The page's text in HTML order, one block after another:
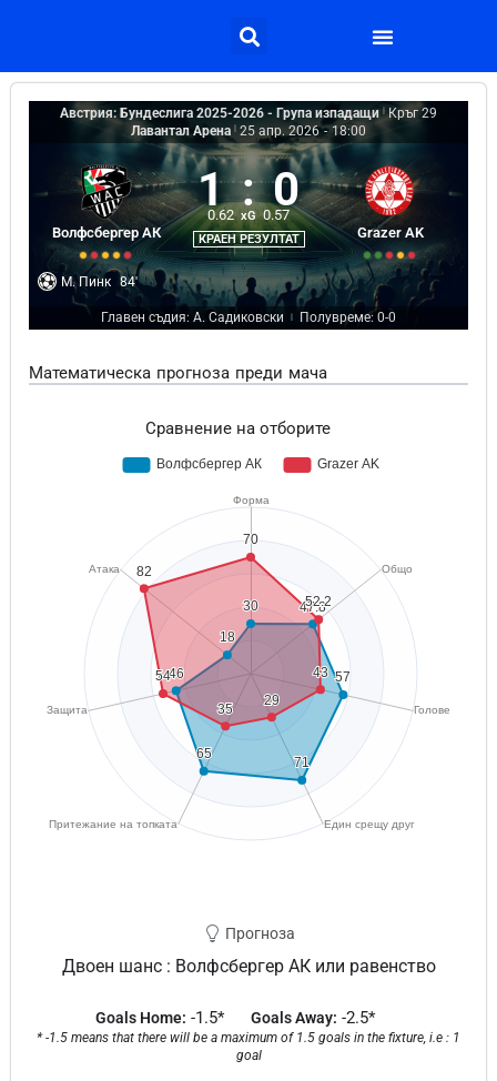
Австрия: Бундеслига 2025-2026 - Група изпадащи | Кръг 29
Лавантал Арена 25 апр. 2026 - 18:00
Волфсбергер АК
1 : 0
0.62 xG 0.57
КРАЕН РЕЗУЛТАТ Grazer AK
М. Пинк 84'
Главен съдия: А. Садиковски Полувреме: 0-0
Математическа прогноза преди мача
Сравнение на отборите
Прогноза
Двоен шанс : Волфсбергер АК или равенство
Goals Home: -1.5* Goals Away: -2.5*
* -1.5 means that there will be a maximum of 1.5 goals in the fixture, i.e : 1
goal